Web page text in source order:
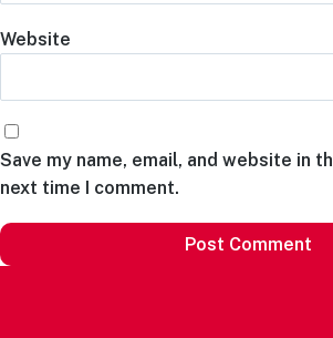
Website
Save my name, email, and website in
next time I comment.